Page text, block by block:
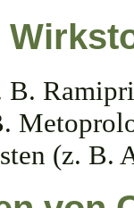
B.
(z. B.